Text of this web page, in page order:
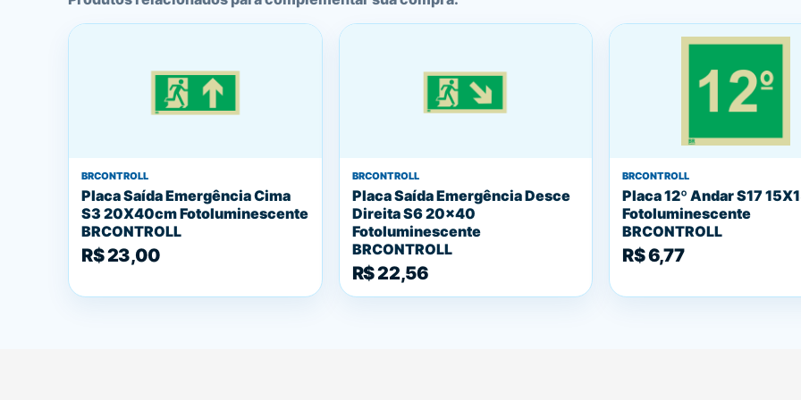
BRCONTROLL
Placa Saída Emergência Cima
S3 20X40cm Fotoluminescente
BRCONTROLL
R$ 23,00
BRCONTROLL
Placa Saída Emergência Desce
Direita S6 20x40
Fotoluminescente
BRCONTROLL
R$ 22,56
BRCONTROLL
Placa 12º Andar S17
Fotoluminescente
BRCONTROLL
R$ 6,77